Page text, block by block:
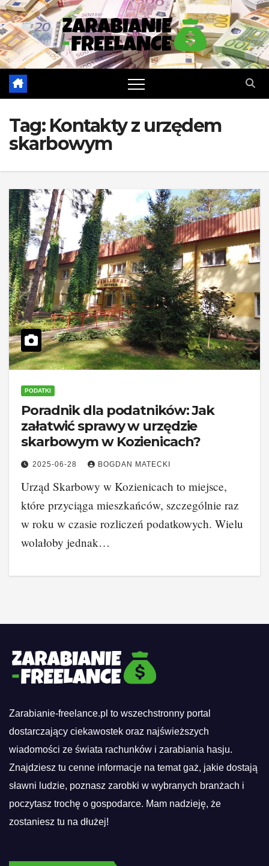
Skip
to
content
Tag: Kontakty z urzędem
skarbowym
PODATKI
Poradnik dla podatników: Jak
załatwić sprawy w urzędzie
skarbowym w Kozienicach?
2025-06-28 BOGDAN MATECKI
Urząd Skarbowy w Kozienicach to miejsce,
które przyciąga mieszkańców, szczególnie raz
w roku w czasie rozliczeń podatkowych. Wielu
wolałoby jednak…
Zarabianie-freelance.pl to wszechstronny portal
dostarczający ciekawostek oraz najświeższych
wiadomości ze świata rachunków i zarabiania hasju.
Znajdziesz tu cenne informacje na temat gaż, jakie dostają
sławni ludzie, poznasz zarobki w wybranych branżach i
poczytasz trochę o gospodarce. Mam nadzieję, że
zostaniesz tu na dłużej!